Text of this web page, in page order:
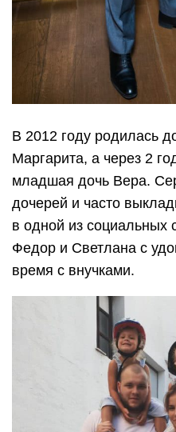
В 2012 году родилась
Маргарита, а через 2
младшая дочь Вера.
дочерей и часто
в одной из социальных
Федор и Светлана с
время с внучками.